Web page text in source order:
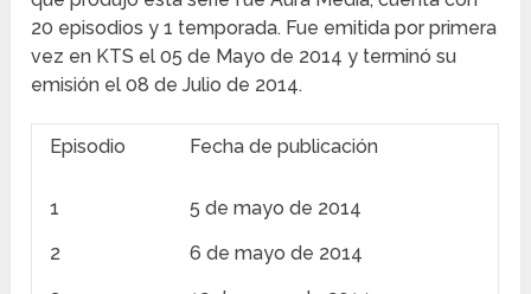
20 episodios y 1 temporada. Fue emitida por primera
vez en KTS el 05 de Mayo de 2014 y terminó su
emisión el 08 de Julio de 2014.
Episodio Fecha de publicación
1
5 de mayo de 2014
2
6 de mayo de 2014